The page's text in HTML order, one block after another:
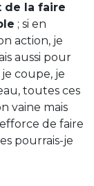
de la faire
; si en
action, je
aussi pour
coupe, je
toutes ces
vaine mais
de faire
pourrais-je